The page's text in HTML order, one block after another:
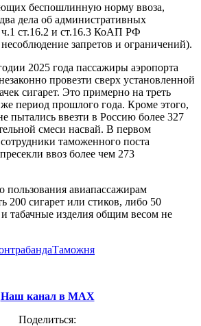
беспошлинную норму ввоза,
дела об административных
ст.16.2 и ст.16.3 КоАП РФ
запретов и ограничений).
2025 года пассажиры аэропорта
провезти сверх установленной
сигарет. Это примерно на треть
период прошлого года. Кроме этого,
пытались ввезти в Россию более 327
смеси насвай. В первом
таможенного поста
ввоз более чем 273
пользования авиапассажирам
200 сигарет или стиков, либо 50
табачные изделия общим весом не
Таможня
Наш канал в МАХ
Поделиться: